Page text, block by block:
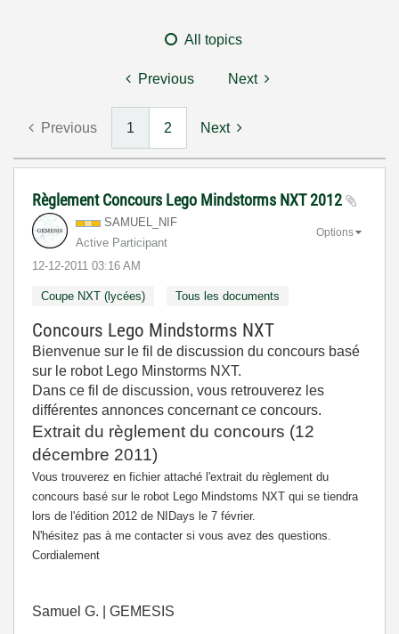
All topics
Previous Next
Previous 1 2 Next
Règlement Concours Lego Mindstorms NXT 2012
SAMUEL_NIF
Active Participant
‎12-12-2011 03:16 AM
Options
Coupe NXT (lycées) Tous les documents
Concours Lego Mindstorms NXT
Bienvenue sur le fil de discussion du concours basé
sur le robot Lego Minstorms NXT.
Dans ce fil de discussion, vous retrouverez les
différentes annonces concernant ce concours.
Extrait du règlement du concours (12
décembre 2011)
Vous trouverez en fichier attaché l'extrait du règlement du
concours basé sur le robot Lego Mindstoms NXT qui se tiendra
lors de l'édition 2012 de NIDays le 7 février.
N'hésitez pas à me contacter si vous avez des questions.
Cordialement
Samuel G. | GEMESIS